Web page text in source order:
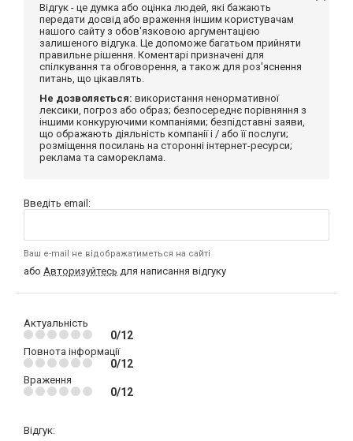
Відгук - це думка або оцінка людей, які бажають
передати досвід або враження іншим користувачам
нашого сайту з обов'язковою аргументацією
залишеного відгука. Це допоможе багатьом прийняти
правильне рішення. Коментарі призначені для
спілкування та обговорення, а також для роз'яснення
питань, що цікавлять.
Не дозволяється: використання ненормативної
лексики, погроз або образ; безпосереднє порівняння з
іншими конкуруючими компаніями; безпідставні заяви,
що ображають діяльність компанії і / або її послуги;
розміщення посилань на сторонні інтернет-ресурси;
реклама та самореклама.
Введіть email:
Ваш e-mail не відображатиметься на сайті
або Авторизуйтесь для написання відгуку
Актуальність
0/12
Повнота інформації
0/12
Враження
0/12
Відгук: